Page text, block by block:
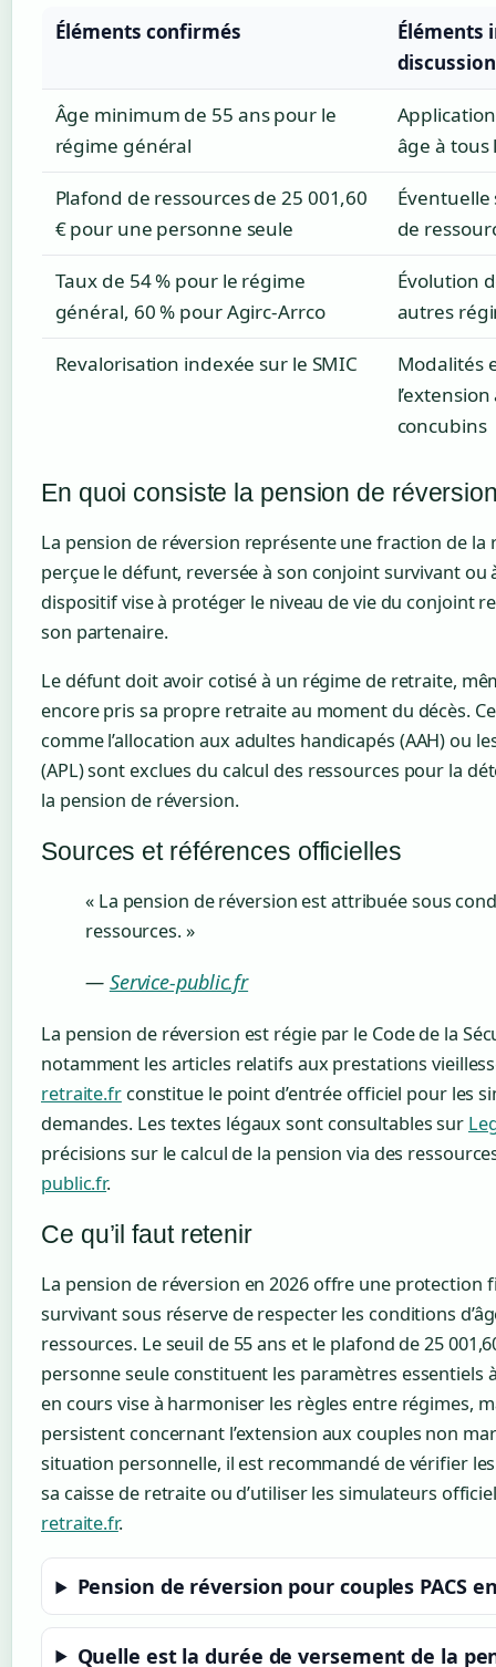
Éléments confirmés
Éléments
discussion
Âge minimum de 55 ans pour le
régime général
âge à tous
Plafond de ressources de 25 001,60
€ pour une personne seule
de
Taux de 54 % pour le régime
général, 60 % pour Agirc-Arrco
Évolution
autres
Revalorisation indexée sur le SMIC
Modalités
l’extension
concubins
En quoi consiste la pension de
La pension de réversion représente une fraction de la
perçue le défunt, reversée à son conjoint survivant ou
dispositif vise à protéger le niveau de vie du conjoint
son partenaire.
Le défunt doit avoir cotisé à un régime de retraite,
encore pris sa propre retraite au moment du décès.
comme l’allocation aux adultes handicapés (AAH) ou
(APL) sont exclues du calcul des ressources pour la
la pension de réversion.
Sources et références officielles
« La pension de réversion est attribuée sous
ressources. »
— Service-public.fr
La pension de réversion est régie par le Code de la
notamment les articles relatifs aux prestations
retraite.frconstitue le point d’entrée officiel pour les
demandes. Les textes légaux sont consultables sur
précisions sur le calcul de la pension via des
public.fr.
Ce qu’il faut retenir
La pension de réversion en 2026 offre une protection
survivant sous réserve de respecter les conditions
ressources. Le seuil de 55 ans et le plafond de 25
personne seule constituent les paramètres essentiels
en cours vise à harmoniser les règles entre régimes,
persistent concernant l’extension aux couples non
situation personnelle, il est recommandé de vérifier
sa caisse de retraite ou d’utiliser les simulateurs
retraite.fr.
Pension de réversion pour couples PACS
Quelle est la durée de versement de la